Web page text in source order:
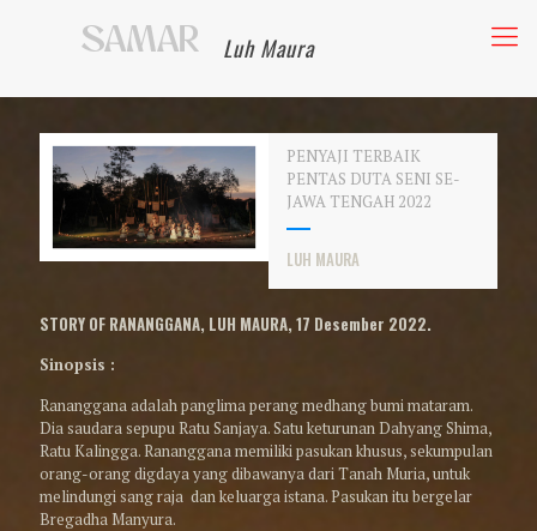
Luh Maura
PENYAJI TERBAIK
PENTAS DUTA SENI SE-
JAWA TENGAH 2022
LUH MAURA
STORY OF RANANGGANA, LUH MAURA, 17 Desember 2022.
Sinopsis :
Rananggana adalah panglima perang medhang bumi mataram.
Dia saudara sepupu Ratu Sanjaya. Satu keturunan Dahyang Shima,
Ratu Kalingga. Rananggana memiliki pasukan khusus, sekumpulan
orang-orang digdaya yang dibawanya dari Tanah Muria, untuk
melindungi sang raja dan keluarga istana. Pasukan itu bergelar
Bregadha Manyura.